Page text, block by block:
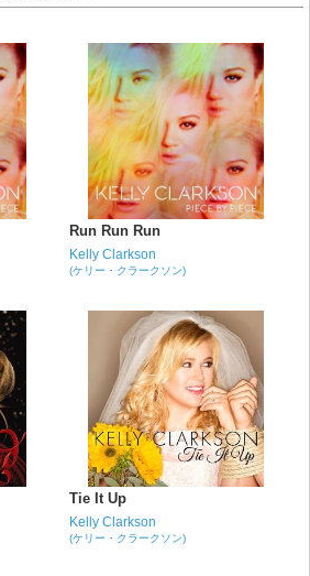
Run Run Run
Kelly Clarkson
(ケリー・クラークソン)
Tie It Up
Kelly Clarkson
(ケリー・クラークソン)